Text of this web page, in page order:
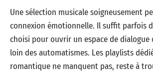
Une sélection musicale soigneusement
connexion émotionnelle. Il suffit parfois
choisi pour ouvrir un espace de dialogue
loin des automatismes. Les playlists
romantique ne manquent pas, reste à